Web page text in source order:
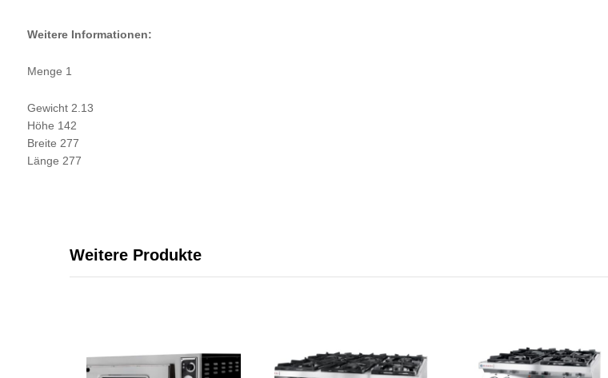
Weitere Informationen:
Menge 1
Gewicht 2.13
Höhe 142
Breite 277
Länge 277
Weitere Produkte